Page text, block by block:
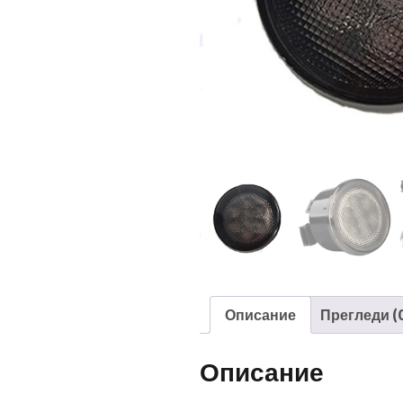
Описание Прегледи
Описание